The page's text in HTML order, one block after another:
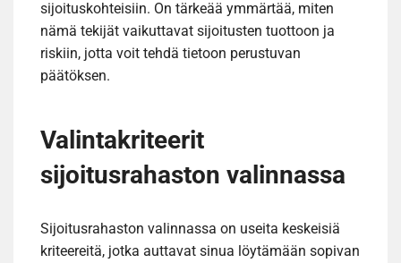
sijoituskohteisiin. On tärkeää ymmärtää, miten
nämä tekijät vaikuttavat sijoitusten tuottoon ja
riskiin, jotta voit tehdä tietoon perustuvan
päätöksen.
Valintakriteerit
sijoitusrahaston valinnassa
Sijoitusrahaston valinnassa on useita keskeisiä
kriteereitä, jotka auttavat sinua löytämään sopivan